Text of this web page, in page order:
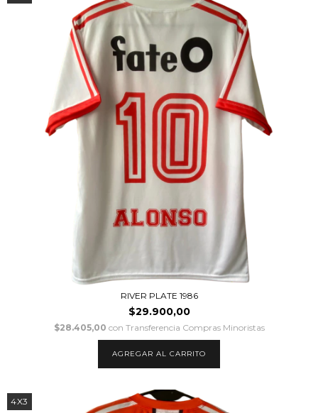
RIVER PLATE 1986
$29.900,00
$28.405,00 con Transferencia Compras Minoristas
AGREGAR AL CARRITO
4X3